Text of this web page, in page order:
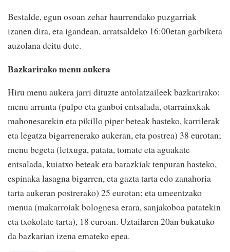
Bestalde, egun osoan zehar haurrendako puzgarriak
izanen dira, eta igandean, arratsaldeko 16:00etan garbiketa
auzolana deitu dute.
Bazkarirako menu aukera
Hiru menu aukera jarri dituzte antolatzaileek bazkarirako:
menu arrunta (pulpo eta ganboi entsalada, otarrainxkak
mahonesarekin eta pikillo piper beteak hasteko, karrilerak
eta legatza bigarrenerako aukeran, eta postrea) 38 eurotan;
menu begeta (letxuga, patata, tomate eta aguakate
entsalada, kuiatxo beteak eta barazkiak tenpuran hasteko,
espinaka lasagna bigarren, eta gazta tarta edo zanahoria
tarta aukeran postrerako) 25 eurotan; eta umeentzako
menua (makarroiak bolognesa erara, sanjakoboa patatekin
eta txokolate tarta), 18 euroan. Uztailaren 20an bukatuko
da bazkarian izena emateko epea.